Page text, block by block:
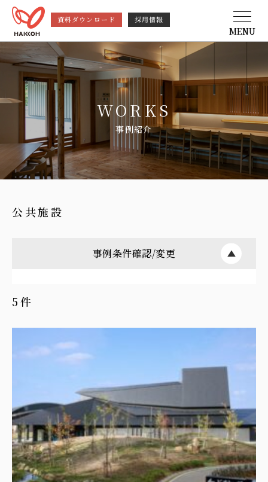
資料ダウンロード 採用情報
MENU
WORKS
事例紹介
公共施設
事例条件確認/変更
5件